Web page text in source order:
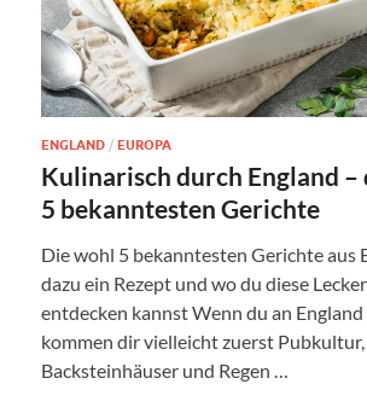
ENGLAND / EUROPA
Kulinarisch durch England –
5 bekanntesten Gerichte
Die wohl 5 bekanntesten Gerichte aus
dazu ein Rezept und wo du diese
entdecken kannst Wenn du an England
kommen dir vielleicht zuerst Pubkultur,
Backsteinhäuser und Regen …